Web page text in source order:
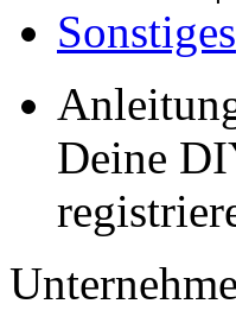
Sonstiges
Deine